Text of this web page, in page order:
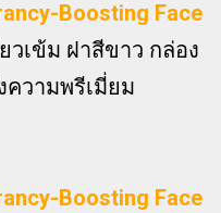
Boosting Face
วเข้ม ฝาสีขาว กล่อง
ความพรีเมี่ยม
Boosting Face